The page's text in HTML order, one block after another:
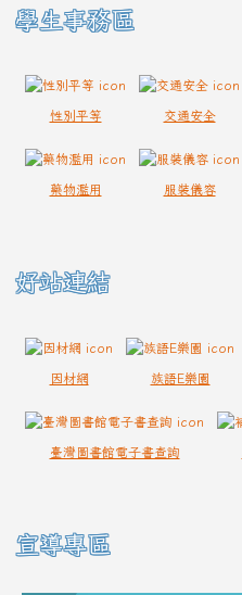
學生事務區
性別平等 交通安全
藥物濫用 服裝儀容
好站連結
因材網 族語E樂園
臺灣圖書館電子書查詢
宣導專區